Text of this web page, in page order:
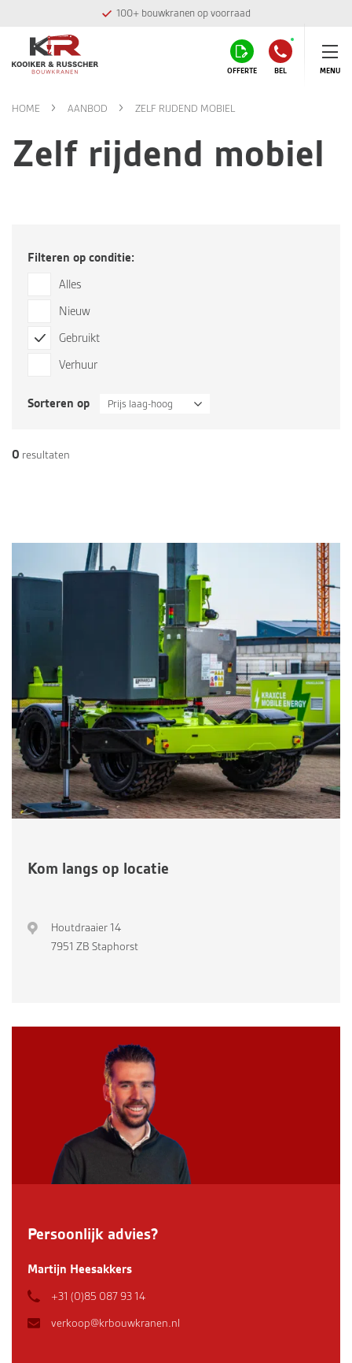
100+ bouwkranen op voorraad
OFFERTE BEL MENU
HOME AANBOD ZELF RIJDEND MOBIEL
Zelf rijdend mobiel
Filteren op conditie:
Alles
Nieuw
Gebruikt
Verhuur
Sorteren op Prijs laag-hoog
0 resultaten
Kom langs op locatie
Houtdraaier 14
7951 ZB Staphorst
Persoonlijk advies?
Martijn Heesakkers
+31 (0)85 087 93 14
verkoop@krbouwkranen.nl